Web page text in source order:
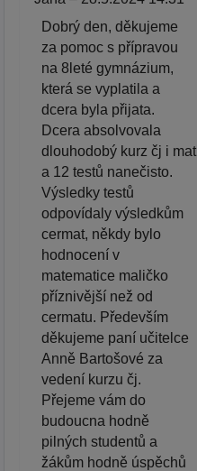
Dobrý den, děkujeme
za pomoc s přípravou
na 8leté gymnázium,
která se vyplatila a
dcera byla přijata.
Dcera absolvovala
dlouhodobý kurz čj i mat
a 12 testů nanečisto.
Výsledky testů
odpovídaly výsledkům
cermat, někdy bylo
hodnocení v
matematice maličko
příznivější než od
cermatu. Především
děkujeme paní učitelce
Anně Bartošové za
vedení kurzu čj.
Přejeme vám do
budoucna hodně
pilných studentů a
žákům hodně úspěchů